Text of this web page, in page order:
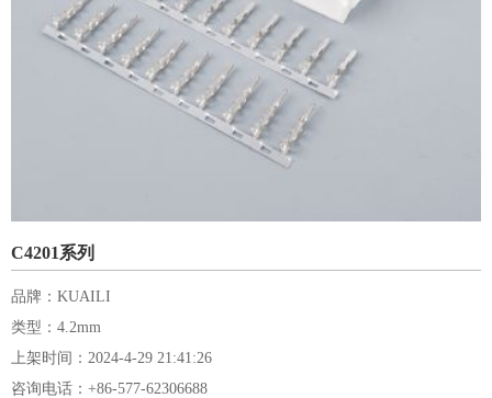
C4201系列
品牌：KUAILI
类型：4.2mm
上架时间：2024-4-29 21:41:26
咨询电话：+86-577-62306688